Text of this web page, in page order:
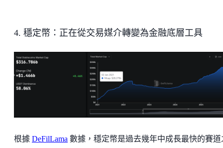
4. 穩定幣：正在從交易媒介轉變為金融底層工具
根據 DeFilLama 數據，穩定幣是過去幾年中成長最快的賽道